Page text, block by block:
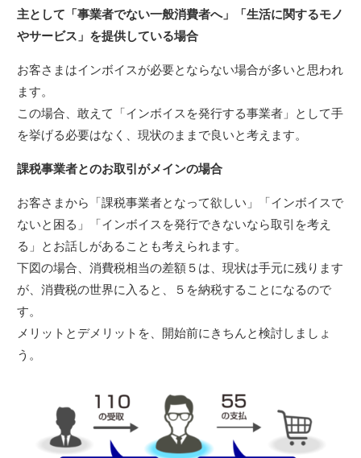
主として「事業者でない一般消費者へ」「生活に関するモノ
やサービス」を提供している場合
お客さまはインボイスが必要とならない場合が多いと思われ
ます。
この場合、敢えて「インボイスを発行する事業者」として手
を挙げる必要はなく、現状のままで良いと考えます。
課税事業者とのお取引がメインの場合
お客さまから「課税事業者となって欲しい」「インボイスで
ないと困る」「インボイスを発行できないなら取引を考え
る」とお話しがあることも考えられます。
下図の場合、消費税相当の差額５は、現状は手元に残ります
が、消費税の世界に入ると、５を納税することになるので
す。
メリットとデメリットを、開始前にきちんと検討しましょ
う。